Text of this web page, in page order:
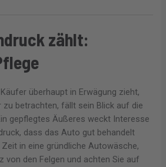
zählt:
überhaupt in Erwägung zieht,
zu betrachten, fällt sein Blick auf die
gepflegtes Äußeres weckt Interesse
dass das Auto gut behandelt
in eine gründliche Autowäsche,
von den Felgen und achten Sie auf